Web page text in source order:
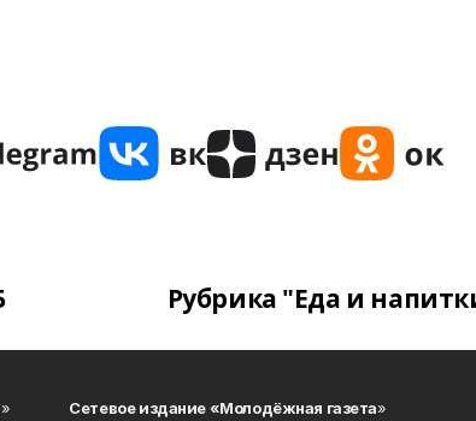
Рубрика "Еда и
Сетевое издание «Молодёжная газета»